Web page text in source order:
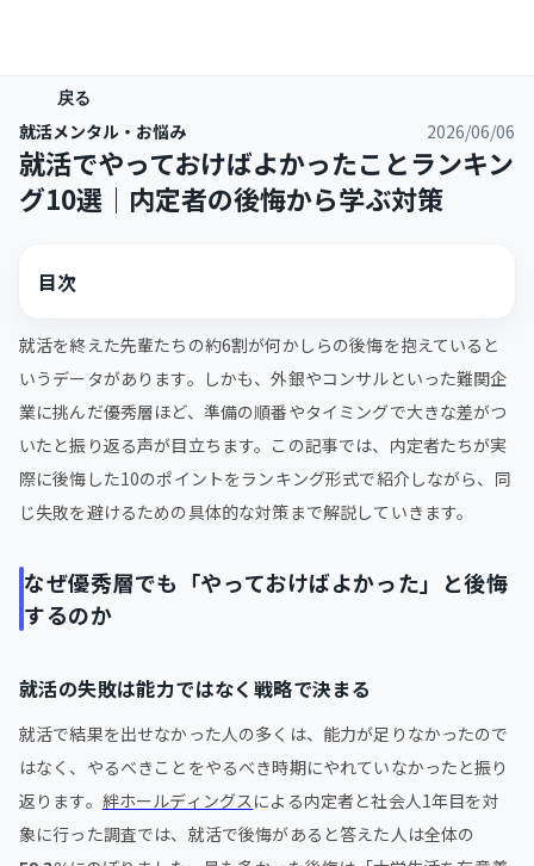
戻る
就活メンタル・お悩み 2026/06/06
就活でやっておけばよかったことランキン
グ10選｜内定者の後悔から学ぶ対策
目次
就活を終えた先輩たちの約6割が何かしらの後悔を抱えていると
いうデータがあります。しかも、外銀やコンサルといった難関企
業に挑んだ優秀層ほど、準備の順番やタイミングで大きな差がつ
いたと振り返る声が目立ちます。この記事では、内定者たちが実
際に後悔した10のポイントをランキング形式で紹介しながら、同
じ失敗を避けるための具体的な対策まで解説していきます。
なぜ優秀層でも「やっておけばよかった」と後悔
するのか
就活の失敗は能力ではなく戦略で決まる
就活で結果を出せなかった人の多くは、能力が足りなかったので
はなく、やるべきことをやるべき時期にやれていなかったと振り
返ります。 絆ホールディングスによる内定者と社会人1年目を対
象に行った調査では、就活で後悔があると答えた人は全体の